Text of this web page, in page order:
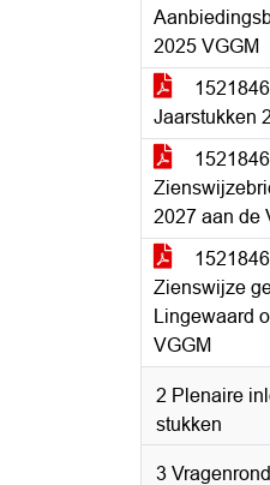
2025 VGGM
Jaarstukken
2027 aan de
Zienswijze
Lingewaard
VGGM
2 Plenaire
stukken
3